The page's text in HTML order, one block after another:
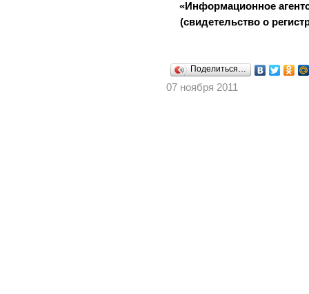
«Информационное
(свидетельство о
Поделиться…
07 ноября 2011